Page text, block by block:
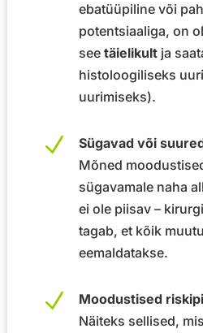
ebatüüpiline või
potentsiaaliga, on
see täielikultja
histoloogiliseks
uurimiseks).
N Sügavad või
Mõned
sügavamale naha
ei ole piisav –
tagab, et kõik
eemaldatakse.
N
Moodustised
Näiteks sellised,